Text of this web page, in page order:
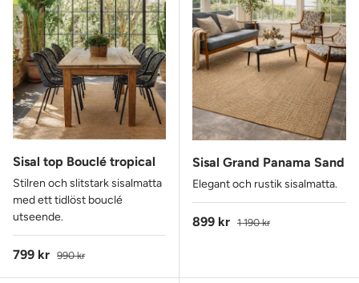
Sisal top Bouclé tropical
Stilren och slitstark sisalmatta
med ett tidlöst bouclé
utseende.
Reapris
799 kr Ordinarie pris
990 kr
Sisal Grand Panama Sand
Elegant och rustik sisalmatta.
Reapris
899 kr Ordinarie pris
1 190 kr